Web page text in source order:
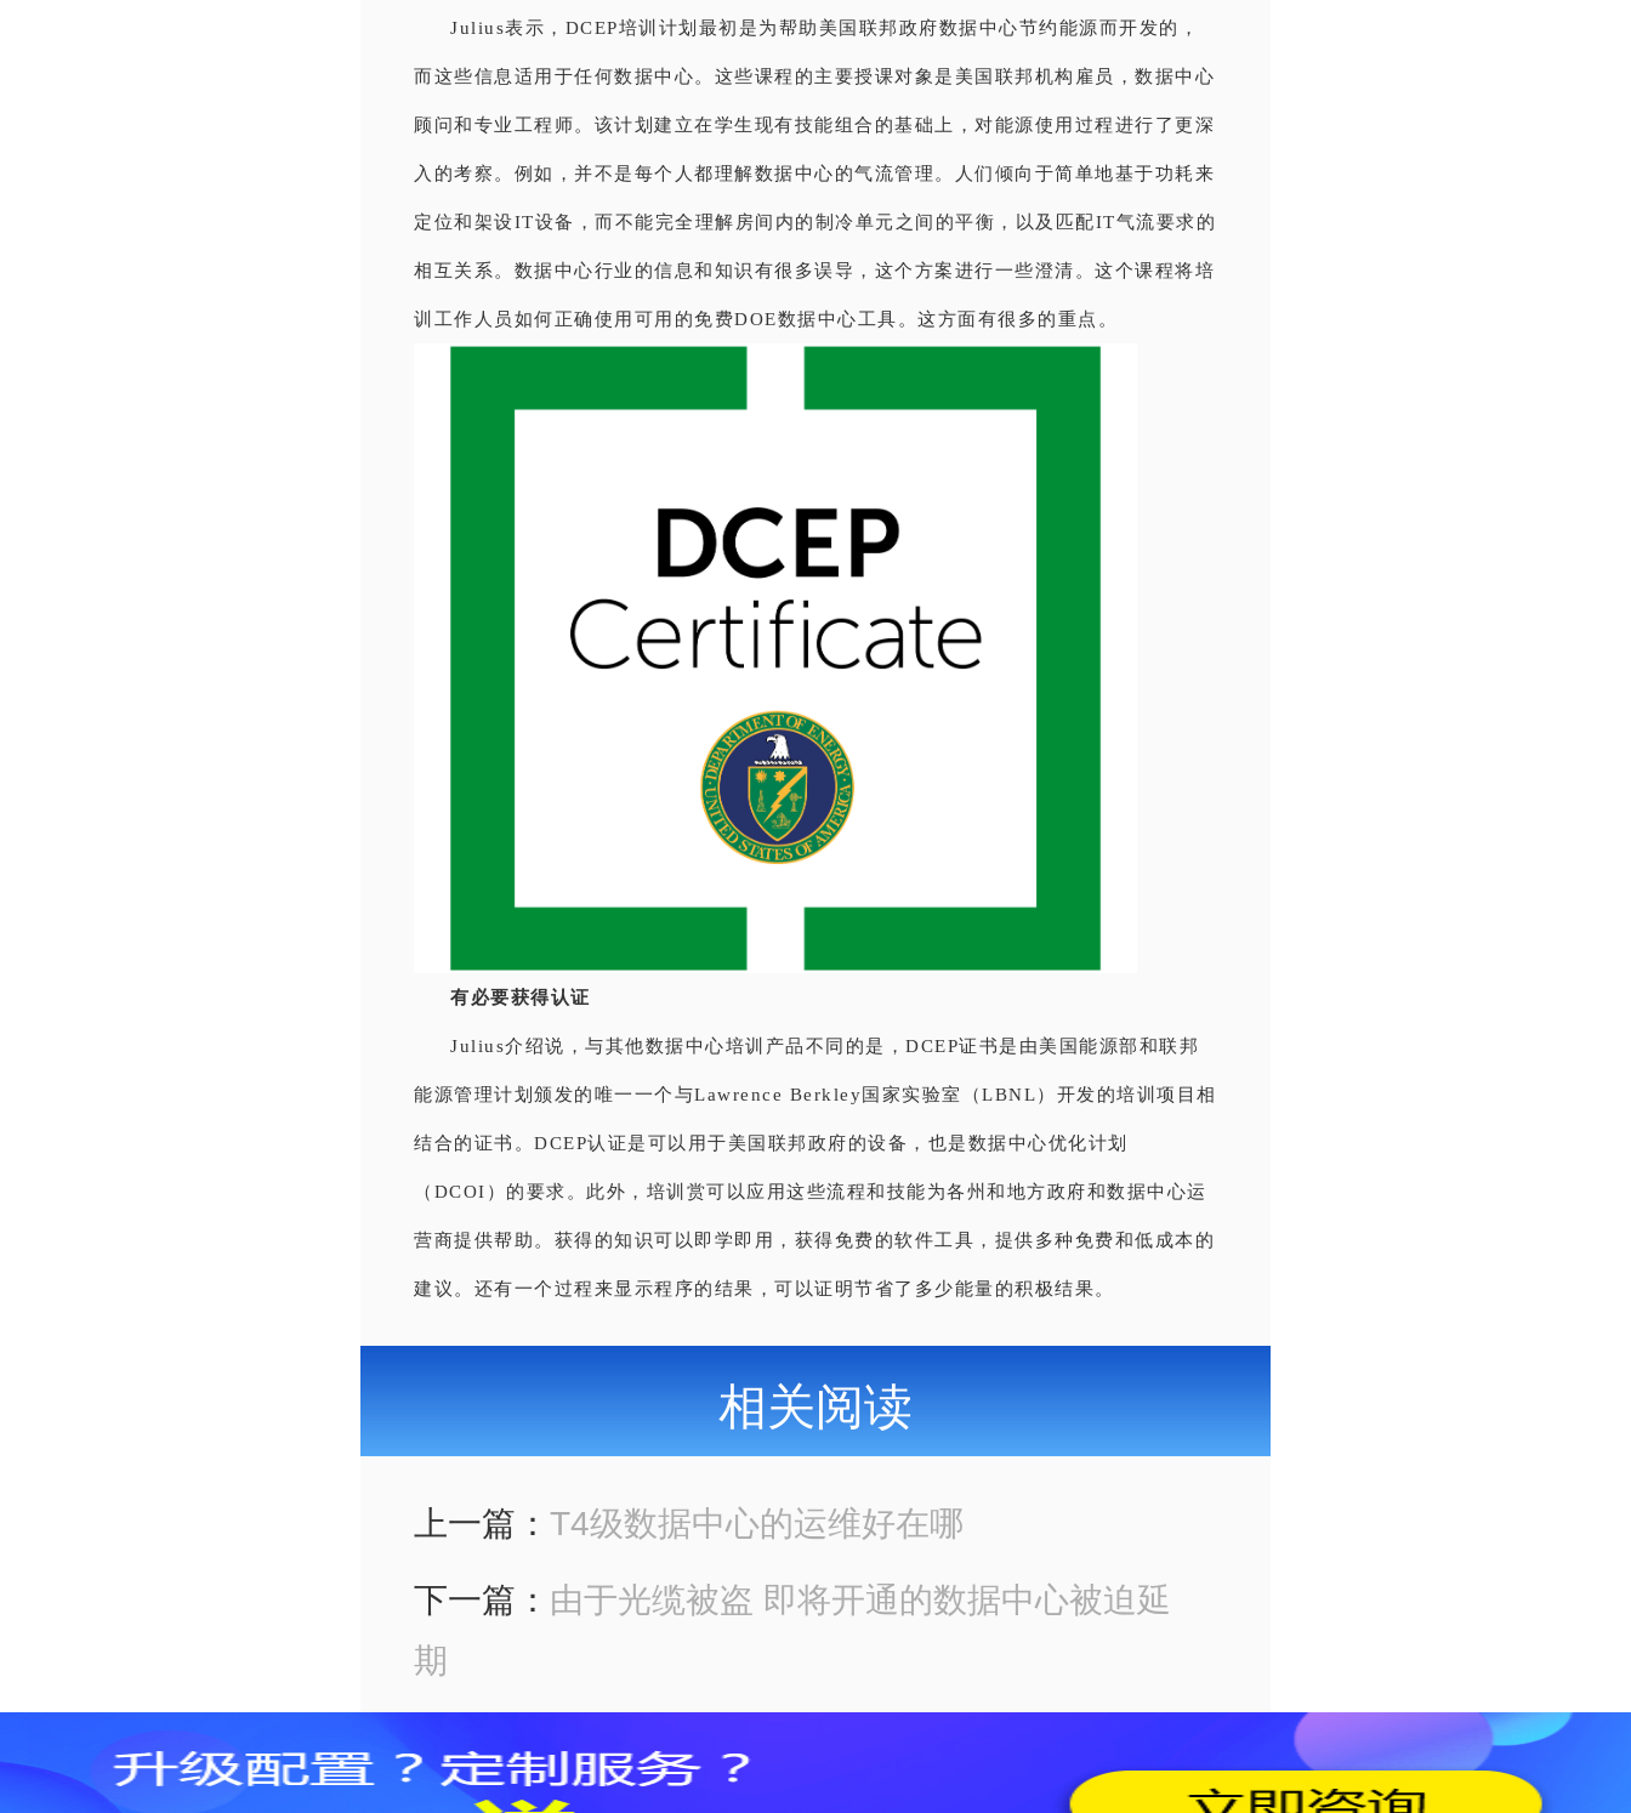
Julius表示，DCEP培训计划最初是为帮助美国联邦政府数据中心节约能源而开发的，
而这些信息适用于任何数据中心。这些课程的主要授课对象是美国联邦机构雇员，数据中心
顾问和专业工程师。该计划建立在学生现有技能组合的基础上，对能源使用过程进行了更深
入的考察。例如，并不是每个人都理解数据中心的气流管理。人们倾向于简单地基于功耗来
定位和架设IT设备，而不能完全理解房间内的制冷单元之间的平衡，以及匹配IT气流要求的
相互关系。数据中心行业的信息和知识有很多误导，这个方案进行一些澄清。这个课程将培
训工作人员如何正确使用可用的免费DOE数据中心工具。这方面有很多的重点。
有必要获得认证
Julius介绍说，与其他数据中心培训产品不同的是，DCEP证书是由美国能源部和联邦
能源管理计划颁发的唯一一个与Lawrence Berkley国家实验室（LBNL）开发的培训项目相
结合的证书。DCEP认证是可以用于美国联邦政府的设备，也是数据中心优化计划
（DCOI）的要求。此外，培训赏可以应用这些流程和技能为各州和地方政府和数据中心运
营商提供帮助。获得的知识可以即学即用，获得免费的软件工具，提供多种免费和低成本的
建议。还有一个过程来显示程序的结果，可以证明节省了多少能量的积极结果。
相关阅读
上一篇：T4级数据中心的运维好在哪
下一篇： 由于光缆被盗 即将开通的数据中心被迫延
期